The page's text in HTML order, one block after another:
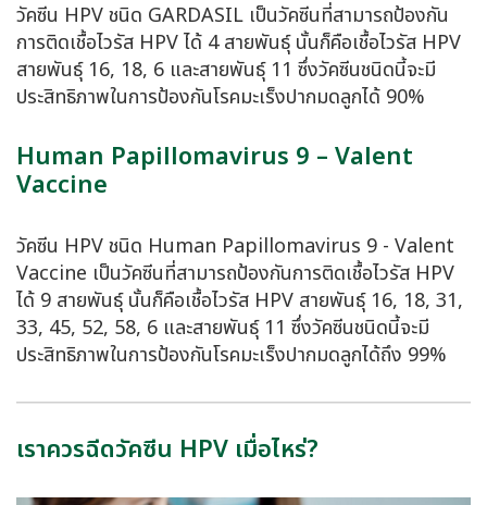
วัคซีน HPV ชนิด GARDASIL เป็นวัคซีนที่สามารถป้องกัน
การติดเชื้อไวรัส HPV ได้ 4 สายพันธุ์ นั้นก็คือเชื้อไวรัส HPV
สายพันธุ์ 16, 18, 6 และสายพันธุ์ 11 ซึ่งวัคซีนชนิดนี้จะมี
ประสิทธิภาพในการป้องกันโรคมะเร็งปากมดลูกได้ 90%
Human Papillomavirus 9 – Valent
Vaccine
วัคซีน HPV ชนิด Human Papillomavirus 9 - Valent
Vaccine เป็นวัคซีนที่สามารถป้องกันการติดเชื้อไวรัส HPV
ได้ 9 สายพันธุ์ นั้นก็คือเชื้อไวรัส HPV สายพันธุ์ 16, 18, 31,
33, 45, 52, 58, 6 และสายพันธุ์ 11 ซึ่งวัคซีนชนิดนี้จะมี
ประสิทธิภาพในการป้องกันโรคมะเร็งปากมดลูกได้ถึง 99%
เราควรฉีดวัคซีน HPV เมื่อไหร่?